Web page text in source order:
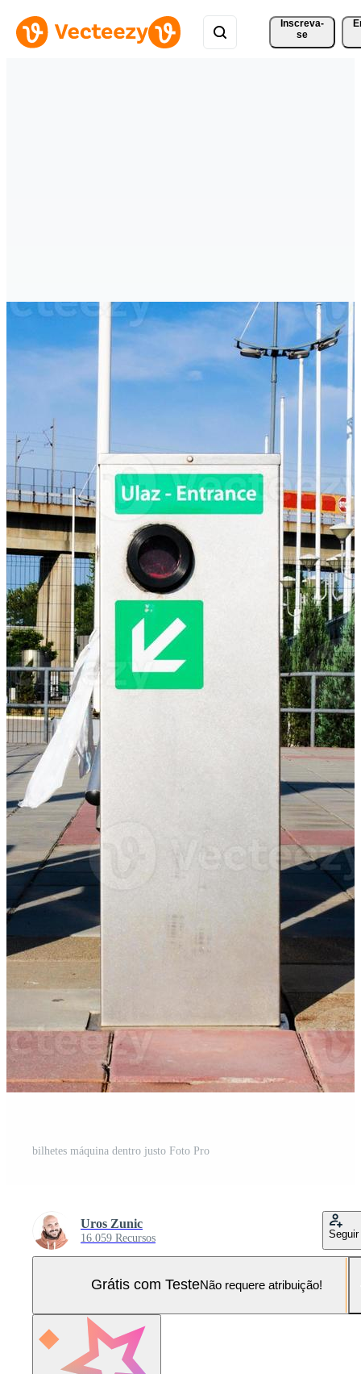
Inscreva-
se
bilhetes máquina dentro justo Foto Pro
Uros Zunic
16.059 Recursos Seguir
Grátis com TesteNão requere atribuição!